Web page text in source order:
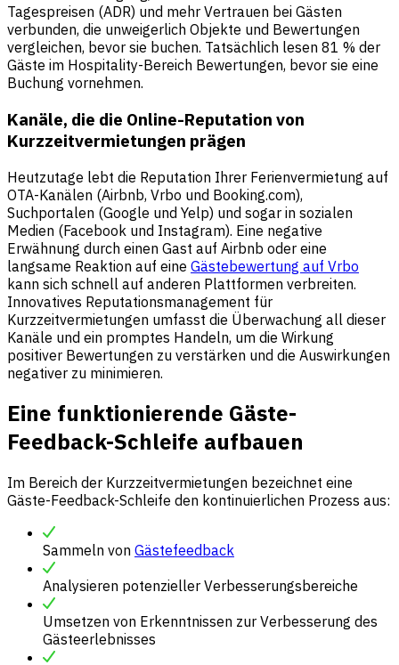
Tagespreisen (ADR) und mehr Vertrauen bei Gästen
verbunden, die unweigerlich Objekte und Bewertungen
vergleichen, bevor sie buchen. Tatsächlich lesen 81 % der
Gäste im Hospitality-Bereich Bewertungen, bevor sie eine
Buchung vornehmen.
Kanäle, die die Online-Reputation von
Kurzzeitvermietungen prägen
Heutzutage lebt die Reputation Ihrer Ferienvermietung auf
OTA-Kanälen (Airbnb, Vrbo und Booking.com),
Suchportalen (Google und Yelp) und sogar in sozialen
Medien (Facebook und Instagram). Eine negative
Erwähnung durch einen Gast auf Airbnb oder eine
langsame Reaktion auf eine Gästebewertung auf Vrbo
kann sich schnell auf anderen Plattformen verbreiten.
Innovatives Reputationsmanagement für
Kurzzeitvermietungen umfasst die Überwachung all dieser
Kanäle und ein promptes Handeln, um die Wirkung
positiver Bewertungen zu verstärken und die Auswirkungen
negativer zu minimieren.
Eine funktionierende Gäste-
Feedback-Schleife aufbauen
Im Bereich der Kurzzeitvermietungen bezeichnet eine
Gäste-Feedback-Schleife den kontinuierlichen Prozess aus:
Sammeln von Gästefeedback
Analysieren potenzieller Verbesserungsbereiche
Umsetzen von Erkenntnissen zur Verbesserung des
Gästeerlebnisses